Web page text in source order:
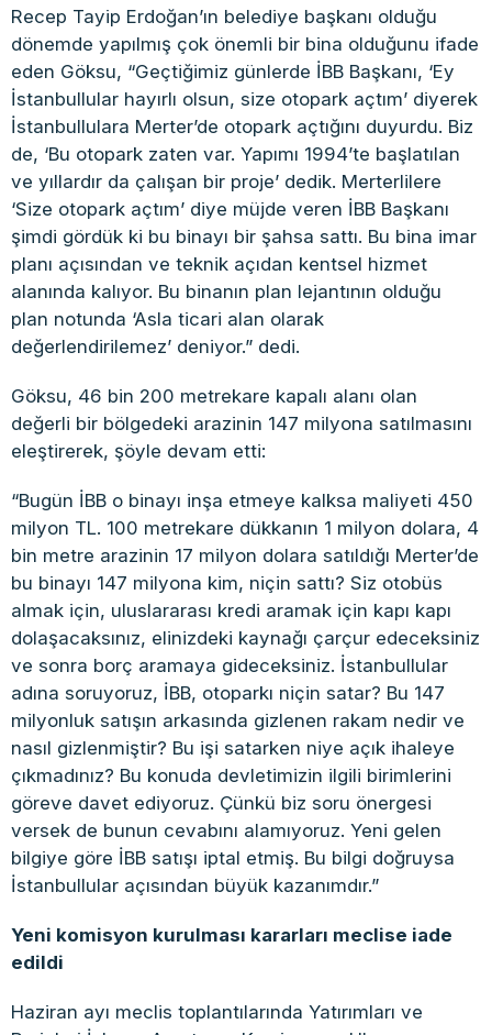
Recep Tayip Erdoğan’ın belediye başkanı olduğu
dönemde yapılmış çok önemli bir bina olduğunu ifade
eden Göksu, “Geçtiğimiz günlerde İBB Başkanı, ‘Ey
İstanbullular hayırlı olsun, size otopark açtım’ diyerek
İstanbullulara Merter’de otopark açtığını duyurdu. Biz
de, ‘Bu otopark zaten var. Yapımı 1994’te başlatılan
ve yıllardır da çalışan bir proje’ dedik. Merterlilere
‘Size otopark açtım’ diye müjde veren İBB Başkanı
şimdi gördük ki bu binayı bir şahsa sattı. Bu bina imar
planı açısından ve teknik açıdan kentsel hizmet
alanında kalıyor. Bu binanın plan lejantının olduğu
plan notunda ‘Asla ticari alan olarak
değerlendirilemez’ deniyor.” dedi.
Göksu, 46 bin 200 metrekare kapalı alanı olan
değerli bir bölgedeki arazinin 147 milyona satılmasını
eleştirerek, şöyle devam etti:
“Bugün İBB o binayı inşa etmeye kalksa maliyeti 450
milyon TL. 100 metrekare dükkanın 1 milyon dolara, 4
bin metre arazinin 17 milyon dolara satıldığı Merter’de
bu binayı 147 milyona kim, niçin sattı? Siz otobüs
almak için, uluslararası kredi aramak için kapı kapı
dolaşacaksınız, elinizdeki kaynağı çarçur edeceksiniz
ve sonra borç aramaya gideceksiniz. İstanbullular
adına soruyoruz, İBB, otoparkı niçin satar? Bu 147
milyonluk satışın arkasında gizlenen rakam nedir ve
nasıl gizlenmiştir? Bu işi satarken niye açık ihaleye
çıkmadınız? Bu konuda devletimizin ilgili birimlerini
göreve davet ediyoruz. Çünkü biz soru önergesi
versek de bunun cevabını alamıyoruz. Yeni gelen
bilgiye göre İBB satışı iptal etmiş. Bu bilgi doğruysa
İstanbullular açısından büyük kazanımdır.”
Yeni komisyon kurulması kararları meclise iade
edildi
Haziran ayı meclis toplantılarında Yatırımları ve